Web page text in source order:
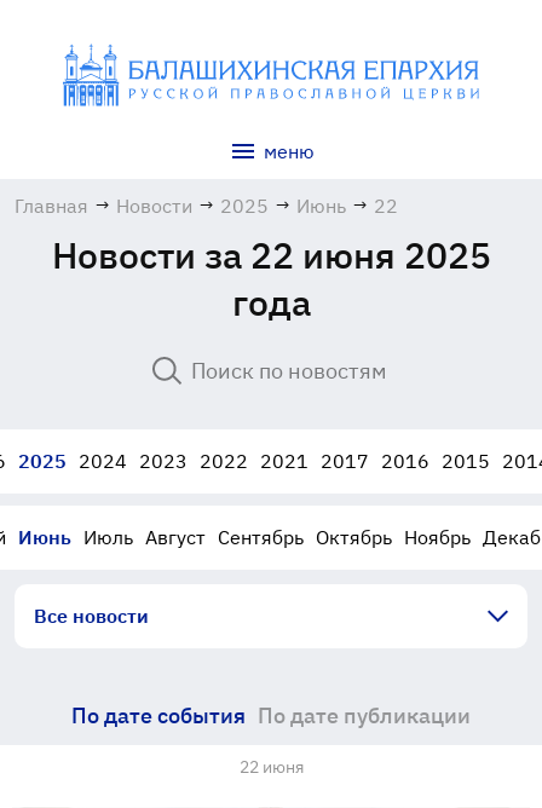
меню
Главная → Новости → 2025 → Июнь → 22
Новости за 22 июня 2025
года
2025 2024 2023 2022 2021 2017 2016 2015
Июнь Июль Август Сентябрь Октябрь Ноябрь
Все новости
По дате события По дате публикации
22 июня